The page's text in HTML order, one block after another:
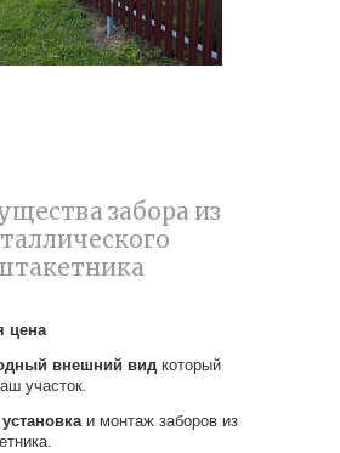
забора из
цена
внешний видкоторый
участок.
и монтаж заборов из